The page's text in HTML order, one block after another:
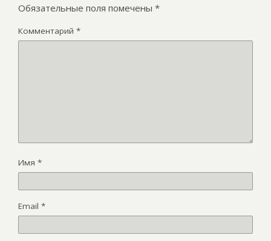
Обязательные поля помечены *
Комментарий *
Имя *
Email *